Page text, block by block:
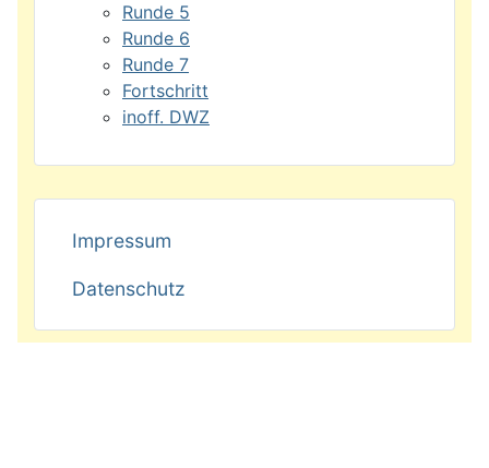
Runde 5
Runde 6
Runde 7
Fortschritt
inoff. DWZ
Impressum
Datenschutz